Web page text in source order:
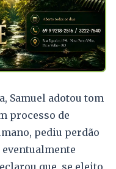
Samuel adotou tom
processo de
pediu perdão
eventualmente
que, se eleito